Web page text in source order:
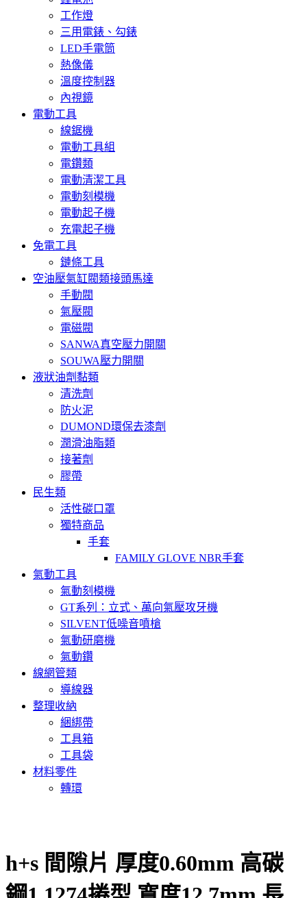
工作燈
三用電錶、勾錶
LED手電筒
熱像儀
溫度控制器
內視鏡
電動工具
線鋸機
電動工具組
電鑽類
電動清潔工具
電動刻模機
電動起子機
充電起子機
免電工具
鏈條工具
空油壓氣缸閥類接頭馬達
手動閥
氣壓閥
電磁閥
SANWA真空壓力開關
SOUWA壓力開關
液狀油劑黏類
清洗劑
防火泥
DUMOND環保去漆劑
潤滑油脂類
接著劑
膠帶
民生類
活性碳口罩
獨特商品
手套
FAMILY GLOVE NBR手套
氣動工具
氣動刻模機
GT系列：立式、萬向氣壓攻牙機
SILVENT低噪音噴槍
氣動研磨機
氣動鑽
線網管類
導線器
整理收納
綑綁帶
工具箱
工具袋
材料零件
轉環
h+s 間隙片 厚度0.60mm 高碳